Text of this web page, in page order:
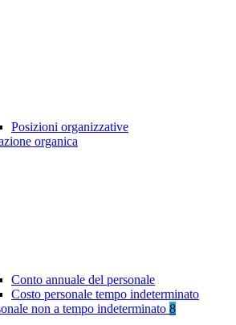
Posizioni organizzative
organica
Conto annuale del personale
Costo personale tempo indeterminato
non a tempo indeterminato 8